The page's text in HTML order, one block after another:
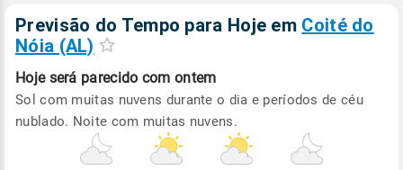
Previsão do Tempo para Hoje em Coité do
Nóia (AL)
Hoje será parecido com ontem
Sol com muitas nuvens durante o dia e períodos de céu
nublado. Noite com muitas nuvens.